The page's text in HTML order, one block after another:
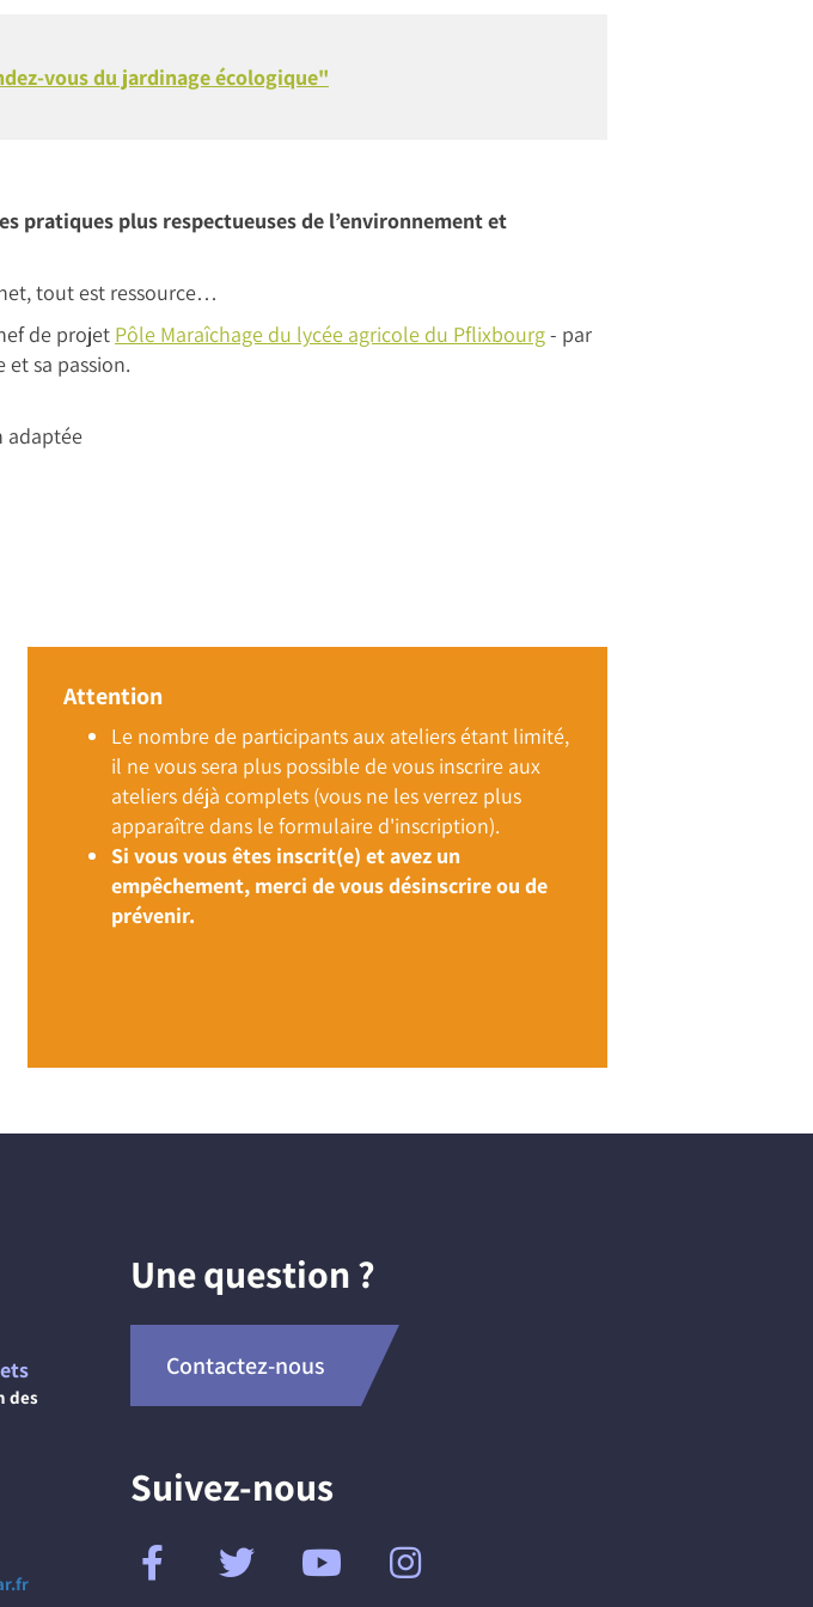
vous du jardinage écologique"
pratiques plus respectueuses de l’environnement et
tout est ressource…
de projet Pôle Maraîchage du lycée agricole du Pflixbourg- par
sa passion.
adaptée
Attention
Le nombre de participants aux ateliers étant limité,
il ne vous sera plus possible de vous inscrire aux
ateliers déjà complets (vous ne les verrez plus
apparaître dans le formulaire d'inscription).
Si vous vous êtes inscrit(e) et avez un
empêchement, merci de vous désinscrire ou de
prévenir.
des
Une question ?
Contactez-nous
Suivez-nous